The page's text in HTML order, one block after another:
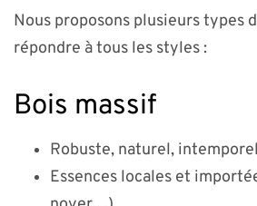
Nous proposons plusieurs types
répondre à tous les styles :
Bois massif
Robuste, naturel, intemporel
Essences locales et